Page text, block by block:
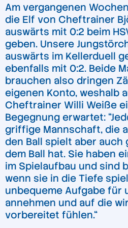
Am vergangenen
die Elf von Cheftrainer
auswärts mit 0:2 beim
geben. Unsere
auswärts im Kellerduell
ebenfalls mit 0:2. Beide
brauchen also dringen
eigenen Konto, weshalb
Cheftrainer Willi Weiße
Begegnung erwartet:
griffige Mannschaft, die
den Ball spielt aber auch
dem Ball hat. Sie haben
im Spielaufbau und sind
wenn sie in die Tiefe
unbequeme Aufgabe für
annehmen und auf die
vorbereitet fühlen.“